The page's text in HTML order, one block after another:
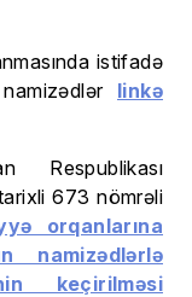
istifadə
linkə
673 nömrəli
orqanlarına
namizədlərlə
keçirilməsi